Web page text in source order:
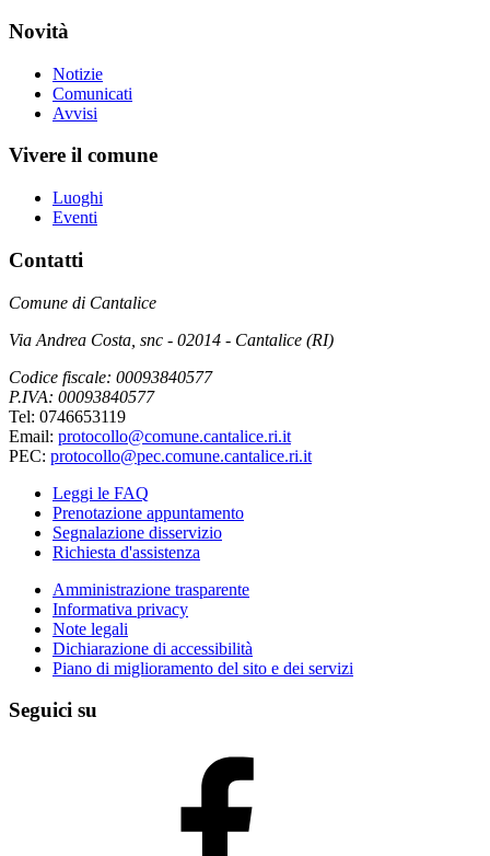
Novità
Notizie
Comunicati
Avvisi
Vivere il comune
Luoghi
Eventi
Contatti
Comune di Cantalice
Via Andrea Costa, snc - 02014 - Cantalice (RI)
Codice fiscale: 00093840577
P.IVA: 00093840577
Tel: 0746653119
Email: protocollo@comune.cantalice.ri.it
PEC: protocollo@pec.comune.cantalice.ri.it
Leggi le FAQ
Prenotazione appuntamento
Segnalazione disservizio
Richiesta d'assistenza
Amministrazione trasparente
Informativa privacy
Note legali
Dichiarazione di accessibilità
Piano di miglioramento del sito e dei servizi
Seguici su